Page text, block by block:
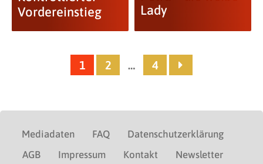
Vordereinstieg
Lady
1 2 … 4
Mediadaten FAQ
Datenschutzerklärung
AGB
Impressum Kontakt Newsletter